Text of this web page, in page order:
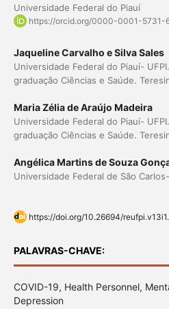
Universidade Federal do Piauí
https://orcid.org/0000-0001-5731-
Jaqueline Carvalho e Silva Sales
Universidade Federal do Piauí-
graduação Ciências e Saúde.
Maria Zélia de Araújo Madeira
Universidade Federal do Piauí-
graduação Ciências e Saúde.
Angélica Martins de Souza
Universidade Federal de São
https://doi.org/10.26694/
PALAVRAS-CHAVE:
COVID-19, Health Personnel,
Depression